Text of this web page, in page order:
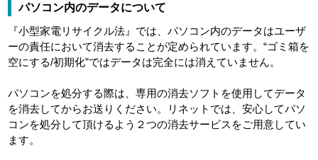
パソコン内のデータについて
『小型家電リサイクル法』では、パソコン内のデータはユーザ
ーの責任において消去することが定められています。“ゴミ箱を
空にする/初期化”ではデータは完全には消えていません。
パソコンを処分する際は、専用の消去ソフトを使用してデータ
を消去してからお送りください。リネットでは、安心してパソ
コンを処分して頂けるよう２つの消去サービスをご用意してい
ます。